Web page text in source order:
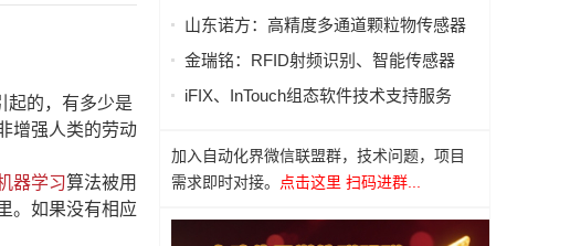
起的，有多少是
增强人类的劳动
器学习算法被用
。如果没有相应
山东诺方：高精度多通道颗粒物传感器
金瑞铭：RFID射频识别、智能传感器
iFIX、InTouch组态软件技术支持服务
加入自动化界微信联盟群，技术问题，项目
需求即时对接。
点击这里 扫码进群...